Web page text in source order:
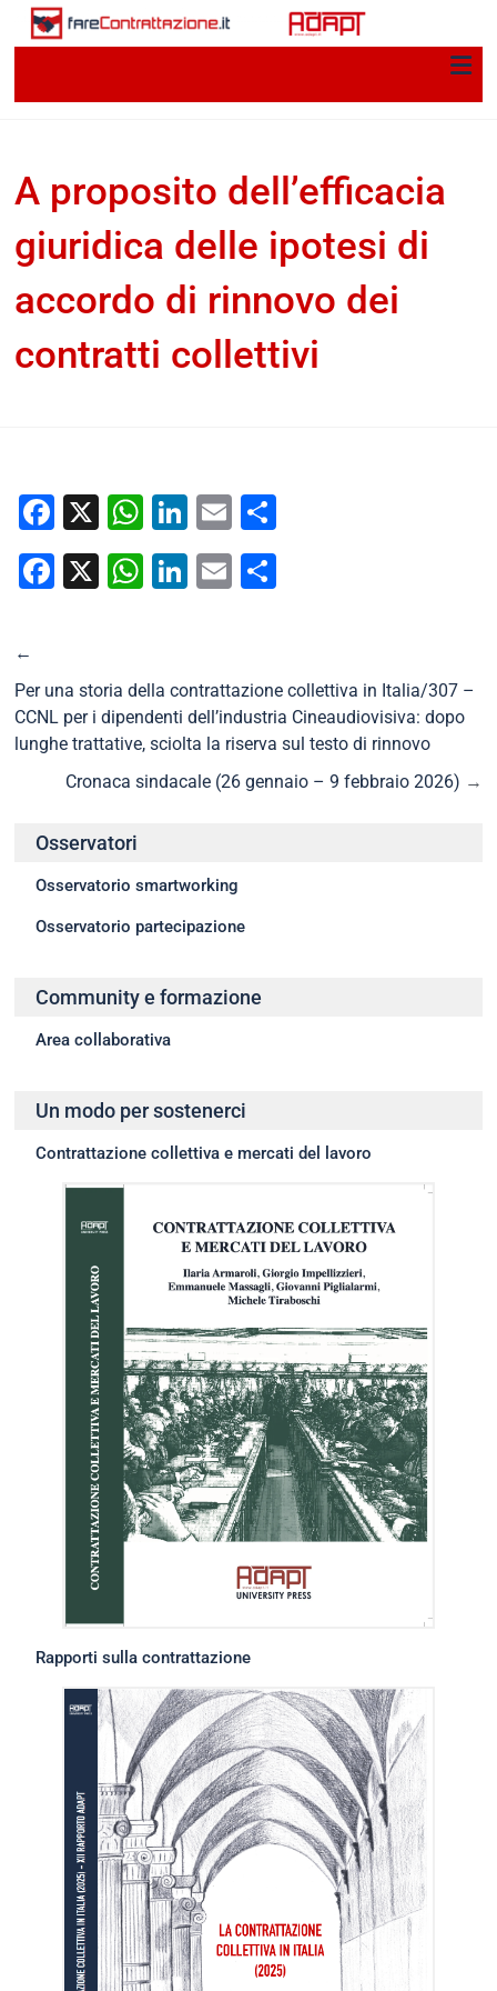
A proposito dell’efficacia
giuridica delle ipotesi di
accordo di rinnovo dei
contratti collettivi
Facebook
X WhatsApp
LinkedIn
Email
Facebook
X WhatsApp
LinkedIn
Email
←
Per una storia della contrattazione collettiva in Italia/307 –
CCNL per i dipendenti dell’industria Cineaudiovisiva: dopo
lunghe trattative, sciolta la riserva sul testo di rinnovo
Cronaca sindacale (26 gennaio – 9 febbraio 2026) →
Osservatori
Osservatorio smartworking
Osservatorio partecipazione
Community e formazione
Area collaborativa
Un modo per sostenerci
Contrattazione collettiva e mercati del lavoro
Rapporti sulla contrattazione